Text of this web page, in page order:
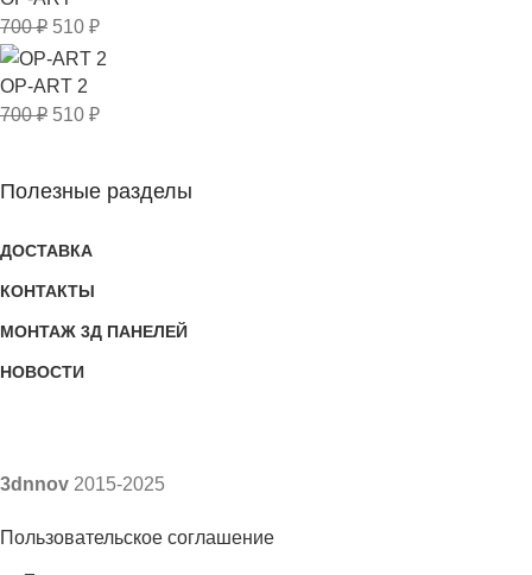
700₽ 510 ₽
OP-ART 2
700₽ 510 ₽
Полезные разделы
ДОСТАВКА
КОНТАКТЫ
МОНТАЖ 3Д ПАНЕЛЕЙ
НОВОСТИ
3dnnov 2015-2025
Пользовательское соглашение